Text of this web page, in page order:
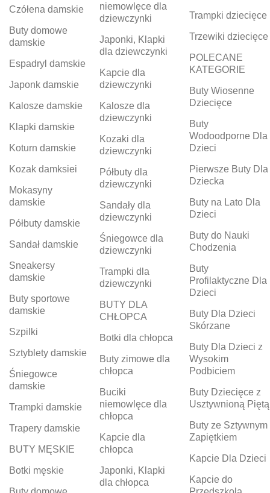
Czółena damskie
Buty domowe
damskie
Espadryl damskie
Japonk damskie
Kalosze damskie
Klapki damskie
Koturn damskie
Kozak damksiei
Mokasyny
damskie
Półbuty damskie
Sandał damskie
Sneakersy
damskie
Buty sportowe
damskie
Szpilki
Sztyblety damskie
Śniegowce
damskie
Trampki damskie
Trapery damskie
BUTY MĘSKIE
Botki męskie
niemowlęce dla
dziewczynki
Japonki, Klapki
dla dziewczynki
Kapcie dla
dziewczynki
Kalosze dla
dziewczynki
Kozaki dla
dziewczynki
Półbuty dla
dziewczynki
Sandały dla
dziewczynki
Śniegowce dla
dziewczynki
Trampki dla
dziewczynki
BUTY DLA
CHŁOPCA
Botki dla chłopca
Buty zimowe dla
chłopca
Buciki
niemowlęce dla
chłopca
Kapcie dla
chłopca
Japonki, Klapki
dla chłopca
Trampki dziecięce
Trzewiki dziecięce
POLECANE
KATEGORIE
Buty Wiosenne
Dziecięce
Buty
Wodoodporne Dla
Dzieci
Pierwsze Buty Dla
Dziecka
Buty na Lato Dla
Dzieci
Buty do Nauki
Chodzenia
Buty
Profilaktyczne Dla
Dzieci
Buty Dla Dzieci
Skórzane
Buty Dla Dzieci z
Wysokim
Podbiciem
Buty Dziecięce z
Usztywnioną Piętą
Buty ze Sztywnym
Zapiętkiem
Kapcie Dla Dzieci
Kapcie do